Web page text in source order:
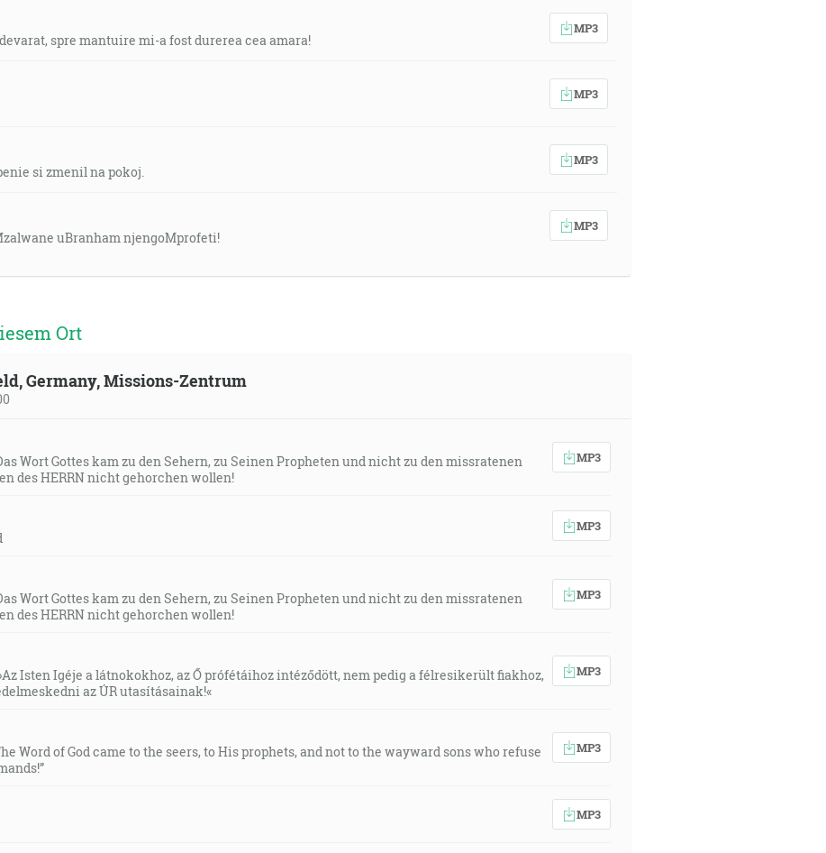
spre mantuire mi-a fost durerea cea amara!
MP3
MP3
si zmenil na pokoj.
MP3
uBranham njengoMprofeti!
MP3
Ort
Germany, Missions-Zentrum
Wort Gottes kam zu den Sehern, zu Seinen Propheten und nicht zu den missratenen
des HERRN nicht gehorchen wollen!
MP3
MP3
Wort Gottes kam zu den Sehern, zu Seinen Propheten und nicht zu den missratenen
des HERRN nicht gehorchen wollen!
MP3
Isten Igéje a látnokokhoz, az Ő prófétáihoz intéződött, nem pedig a félresikerült fiakhoz,
az ÚR utasításainak!«
MP3
Word of God came to the seers, to His prophets, and not to the wayward sons who refuse
MP3
MP3